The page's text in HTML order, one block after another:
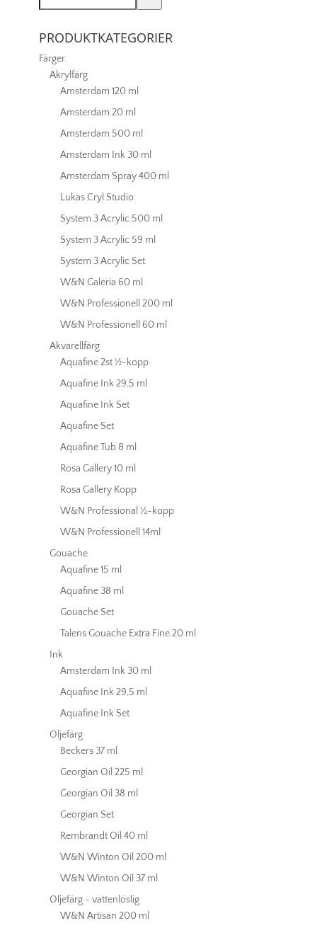
PRODUKTKATEGORIER
Färger
Akrylfärg
Amsterdam 120 ml
Amsterdam 20 ml
Amsterdam 500 ml
Amsterdam Ink 30 ml
Amsterdam Spray 400 ml
Lukas Cryl Studio
System 3 Acrylic 500 ml
System 3 Acrylic 59 ml
System 3 Acrylic Set
W&N Galeria 60 ml
W&N Professionell 200 ml
W&N Professionell 60 ml
Akvarellfärg
Aquafine 2st ½-kopp
Aquafine Ink 29,5 ml
Aquafine Ink Set
Aquafine Set
Aquafine Tub 8 ml
Rosa Gallery 10 ml
Rosa Gallery Kopp
W&N Professional ½-kopp
W&N Professionell 14ml
Gouache
Aquafine 15 ml
Aquafine 38 ml
Gouache Set
Talens Gouache Extra Fine 20 ml
Ink
Amsterdam Ink 30 ml
Aquafine Ink 29,5 ml
Aquafine Ink Set
Oljefärg
Beckers 37 ml
Georgian Oil 225 ml
Georgian Oil 38 ml
Georgian Set
Rembrandt Oil 40 ml
W&N Winton Oil 200 ml
W&N Winton Oil 37 ml
Oljefärg - vattenlöslig
W&N Artisan 200 ml